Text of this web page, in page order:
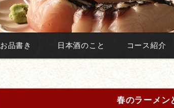
お品書き 日本酒のこと コース紹介
春のラーメン